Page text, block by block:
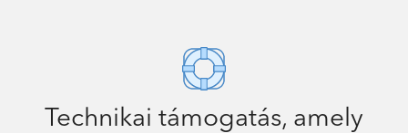
Technikai támogatás, amely